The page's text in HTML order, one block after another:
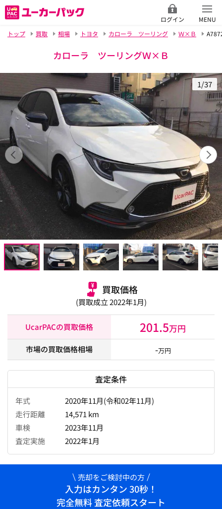
ログイン
MENU
トップ
買取 相場 トヨタ カローラ ツーリング Ｗ×Ｂ
カローラ ツーリングＷ×Ｂ
1/37
買取価格
(買取成立 2022年1月)
UcarPACの買取価格 201.5万円
市場の買取価格相場 -万円
査定条件
年式
2020年11月(令和02年11月)
走行距離
14,571 km
車検
2023年11月
査定実施
2022年1月
売却をご検討中の方
入力はカンタン 30秒！
完全無料 査定依頼スタート